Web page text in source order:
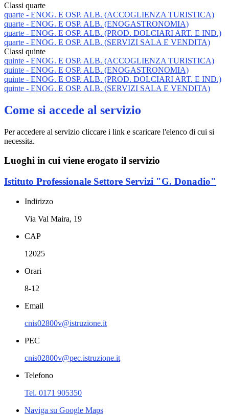
Classi quarte
quarte - ENOG. E OSP. ALB. (ACCOGLIENZA TURISTICA)
quarte - ENOG. E OSP. ALB. (ENOGASTRONOMIA)
quarte - ENOG. E OSP. ALB. (PROD. DOLCIARI ART. E IND.)
quarte - ENOG. E OSP. ALB. (SERVIZI SALA E VENDITA)
Classi quinte
quinte - ENOG. E OSP. ALB. (ACCOGLIENZA TURISTICA)
quinte - ENOG. E OSP. ALB. (ENOGASTRONOMIA)
quinte - ENOG. E OSP. ALB. (PROD. DOLCIARI ART. E IND.)
quinte - ENOG. E OSP. ALB. (SERVIZI SALA E VENDITA)
Come si accede al servizio
Per accedere al servizio cliccare i link e scaricare l'elenco di cui si
necessita.
Luoghi in cui viene erogato il servizio
Istituto Professionale Settore Servizi "G. Donadio"
Indirizzo
Via Val Maira, 19
CAP
12025
Orari
8-12
Email
cnis02800v@istruzione.it
PEC
cnis02800v@pec.istruzione.it
Telefono
Tel. 0171 905350
Naviga su Google Maps